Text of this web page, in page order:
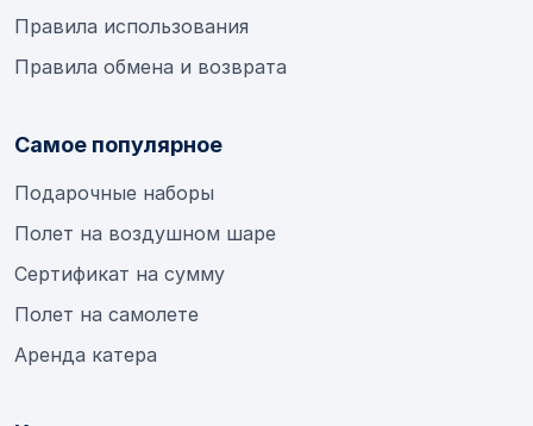
Правила использования
Правила обмена и возврата
Самое популярное
Подарочные наборы
Полет на воздушном шаре
Сертификат на сумму
Полет на самолете
Аренда катера